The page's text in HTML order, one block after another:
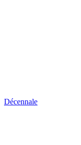
Décennale